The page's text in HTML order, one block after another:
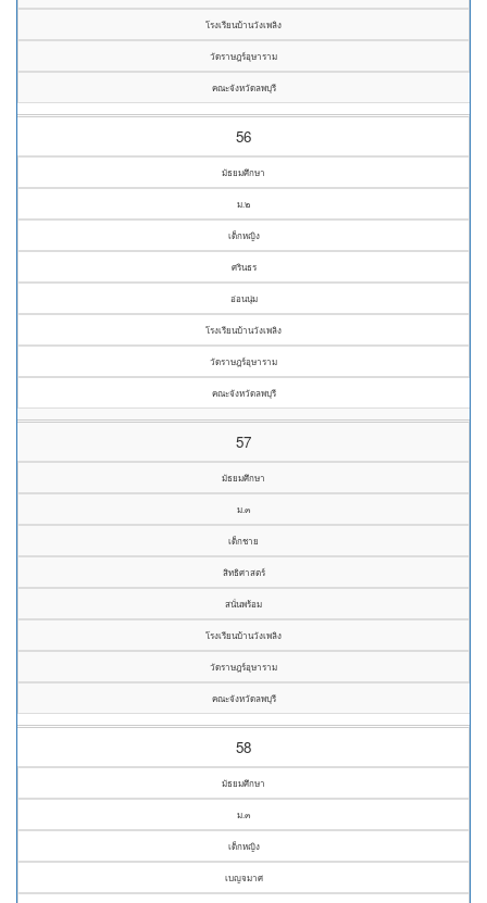
โรงเรียนบ้านวังเพลิง
วัดราษฎร์อุษาราม
คณะจังหวัดลพบุรี
56
มัธยมศึกษา
ม.๒
เด็กหญิง
ศรินธร
อ่อนนุ่ม
โรงเรียนบ้านวังเพลิง
วัดราษฎร์อุษาราม
คณะจังหวัดลพบุรี
57
มัธยมศึกษา
ม.๓
เด็กชาย
สิทธิศาสตร์
สนั่นพร้อม
โรงเรียนบ้านวังเพลิง
วัดราษฎร์อุษาราม
คณะจังหวัดลพบุรี
58
มัธยมศึกษา
ม.๓
เด็กหญิง
เบญจมาศ